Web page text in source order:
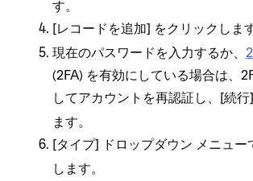
す⁠。
[⁠レコ⁠ードを追加⁠] をクリ⁠ックします⁠
現在のパスワ⁠ードを入力するか⁠、
(⁠2FA⁠) を有効にしている場合は⁠、
してアカウントを再認証し⁠、[⁠続行
ます⁠。
[⁠タイプ⁠] ドロ⁠ップダウン メニ⁠ュ⁠ー
します⁠。